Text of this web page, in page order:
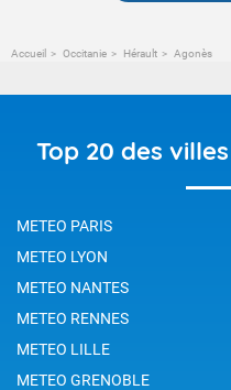
Accueil Occitanie Hérault Agonès
Top 20 des
METEO PARIS
METEO LYON
METEO NANTES
METEO RENNES
METEO LILLE
METEO GRENOBLE